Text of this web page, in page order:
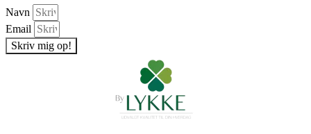
Navn
Email
Skriv mig op!